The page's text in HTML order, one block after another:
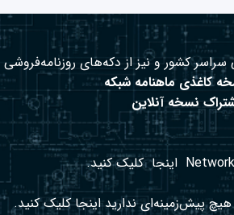
کشور و نیز از دکه‌های روزنامه‌فروشی
کاغذی ماهنامه شبکه
نسخه آنلاین
اینجا کلیک کنید.
هیچ پیش‌زمینه‌ای نداریداینجا کلیک کنید.